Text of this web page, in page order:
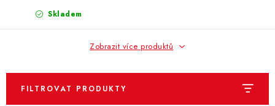
Skladem
Zobrazit více produktů
FILTROVAT PRODUKTY